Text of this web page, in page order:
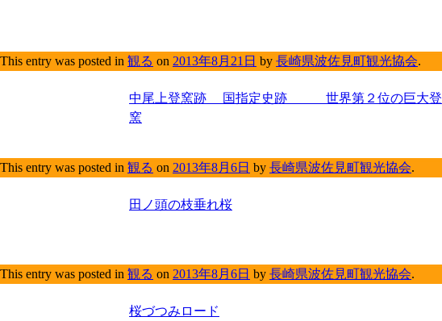
This entry was posted in 観る on 2013年8月21日 by 長崎県波佐見町観光協会.
中尾上登窯跡 国指定史跡 世界第２位の巨大登
窯
This entry was posted in 観る on 2013年8月6日 by 長崎県波佐見町観光協会.
田ノ頭の枝垂れ桜
This entry was posted in 観る on 2013年8月6日 by 長崎県波佐見町観光協会.
桜づつみロード